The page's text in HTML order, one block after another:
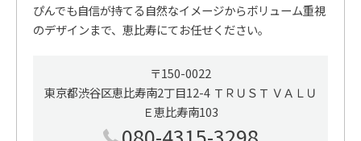
ぴんでも自信が持てる自然なイメージからボリューム重視
のデザインまで、恵比寿にてお任せください。
〒150-0022
東京都渋谷区恵比寿南2丁目12-4 ＴＲＵＳＴ ＶＡＬＵ
Ｅ恵比寿南103